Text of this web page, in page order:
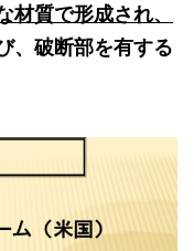
質で形成され、
、破断部を有する